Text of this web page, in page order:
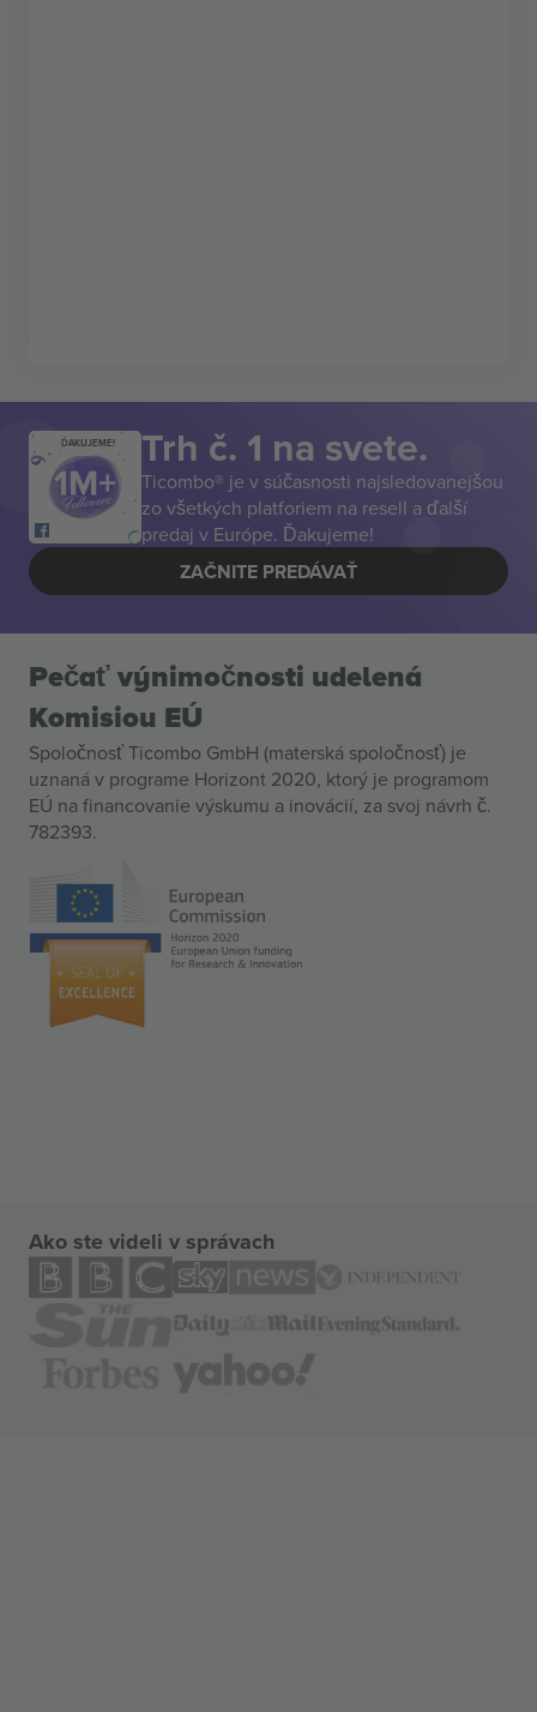
ĎAKUJEME! Trh č. 1 na svete.
Ticombo® je v súčasnosti najsledovanejšou
zo všetkých platforiem na resell a ďalší
predaj v Európe. Ďakujeme!
ZAČNITE PREDÁVAŤ
Pečať výnimočnosti udelená
Komisiou EÚ
Spoločnosť Ticombo GmbH (materská spoločnosť) je
uznaná v programe Horizont 2020, ktorý je programom
EÚ na financovanie výskumu a inovácií, za svoj návrh č.
782393.
Ako ste videli v správach